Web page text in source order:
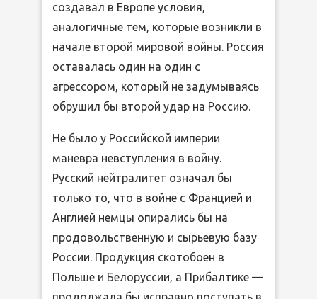
создавал в Европе условия,
аналогичные тем, которые возникли в
начале второй мировой войны. Россия
оставалась один на один с
агрессором, который не задумываясь
обрушил бы второй удар на Россию.
Не было у Российской империи
маневра невступления в войну.
Русский нейтралитет означал бы
только то, что в войне с Францией и
Англией немцы опирались бы на
продовольственную и сырьевую базу
России. Продукция скотобоен в
Польше и Белоруссии, а Прибалтике —